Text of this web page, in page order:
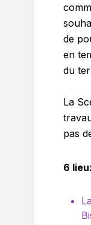
de
en
du
La
pas
6